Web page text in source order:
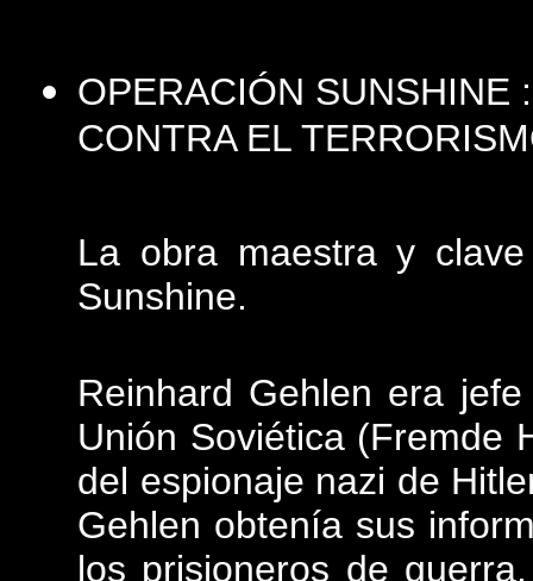
OPERACIÓN SUNSHINE
CONTRA EL
La obra maestra y
Sunshine.
Reinhard Gehlen era
Unión Soviética (Fremde
del espionaje nazi de
Gehlen obtenía sus
los prisioneros de